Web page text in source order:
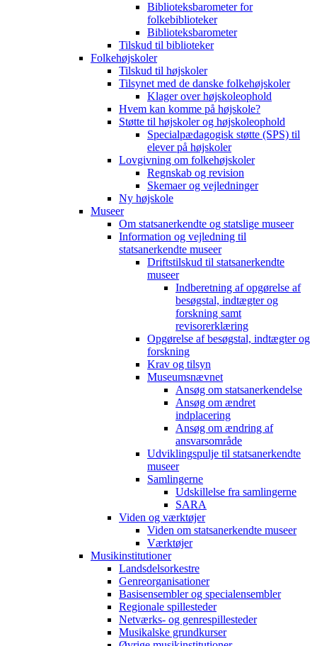
Biblioteksbarometer for
folkebiblioteker
Biblioteksbarometer
Tilskud til biblioteker
Folkehøjskoler
Tilskud til højskoler
Tilsynet med de danske folkehøjskoler
Klager over højskoleophold
Hvem kan komme på højskole?
Støtte til højskoler og højskoleophold
Specialpædagogisk støtte (SPS) til
elever på højskoler
Lovgivning om folkehøjskoler
Regnskab og revision
Skemaer og vejledninger
Ny højskole
Museer
Om statsanerkendte og statslige museer
Information og vejledning til
statsanerkendte museer
Driftstilskud til statsanerkendte
museer
Indberetning af opgørelse af
besøgstal, indtægter og
forskning samt
revisorerklæring
Opgørelse af besøgstal, indtægter og
forskning
Krav og tilsyn
Museumsnævnet
Ansøg om statsanerkendelse
Ansøg om ændret
indplacering
Ansøg om ændring af
ansvarsområde
Udviklingspulje til statsanerkendte
museer
Samlingerne
Udskillelse fra samlingerne
SARA
Viden og værktøjer
Viden om statsanerkendte museer
Værktøjer
Musikinstitutioner
Landsdelsorkestre
Genreorganisationer
Basisensembler og specialensembler
Regionale spillesteder
Netværks- og genrespillesteder
Musikalske grundkurser